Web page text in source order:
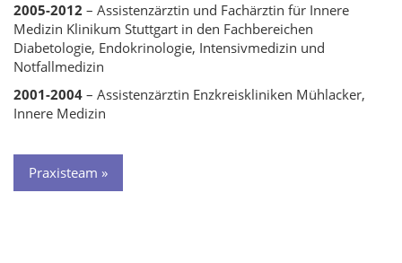
2005-2012 – Assistenzärztin und Fachärztin für Innere
Medizin Klinikum Stuttgart in den Fachbereichen
Diabetologie, Endokrinologie, Intensivmedizin und
Notfallmedizin
2001-2004 – Assistenzärztin Enzkreiskliniken Mühlacker,
Innere Medizin
Praxisteam »